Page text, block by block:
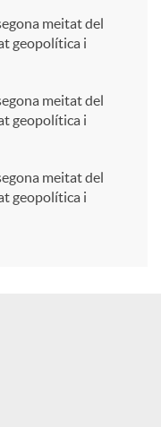
meitat del
geopolítica i
meitat del
geopolítica i
meitat del
geopolítica i